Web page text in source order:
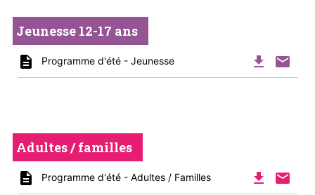
Jeunesse 12-17 ans
mail
file_download
Programme d'été - Jeunesse
description
Adultes / familles
mail
file_download
Programme d'été - Adultes / Familles
description